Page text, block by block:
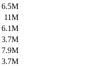
6.5M
11M
6.1M
3.7M
7.9M
3.7M